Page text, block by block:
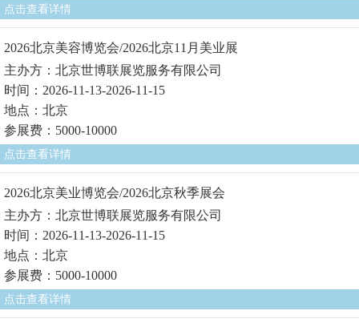
点击查看详情
2026北京美容博览会/2026北京11月美业展
主办方：北京世博联展览服务有限公司
时间：2026-11-13-2026-11-15
地点：北京
参展费：5000-10000
点击查看详情
2026北京美业博览会/2026北京秋季展会
主办方：北京世博联展览服务有限公司
时间：2026-11-13-2026-11-15
地点：北京
参展费：5000-10000
点击查看详情